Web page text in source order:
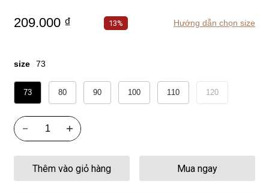
209.000 ₫ 13% Hướng dẫn chọn size
size 73
73 80 90 100 110 120
Mua ngay
Thêm vào giỏ hàng